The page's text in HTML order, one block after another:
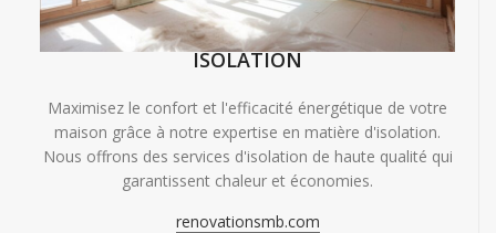
ISOLATION
Maximisez le confort et l'efficacité énergétique de votre
maison grâce à notre expertise en matière d'isolation.
Nous offrons des services d'isolation de haute qualité qui
garantissent chaleur et économies.
renovationsmb.com